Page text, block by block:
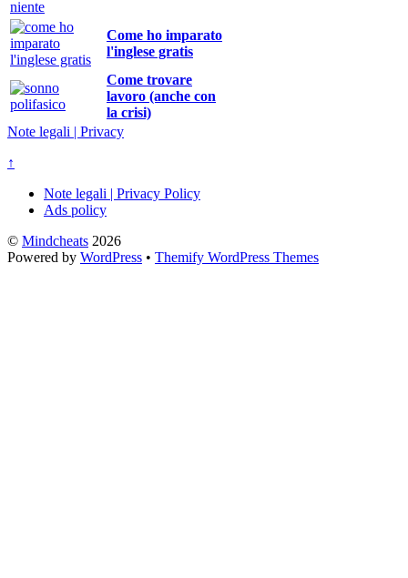
Come ho imparato
l'inglese gratis
Come trovare
lavoro (anche con
la crisi)
Note legali | Privacy
↑
Note legali | Privacy Policy
Ads policy
© Mindcheats 2026
Powered by WordPress • Themify WordPress Themes